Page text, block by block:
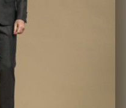
ダ